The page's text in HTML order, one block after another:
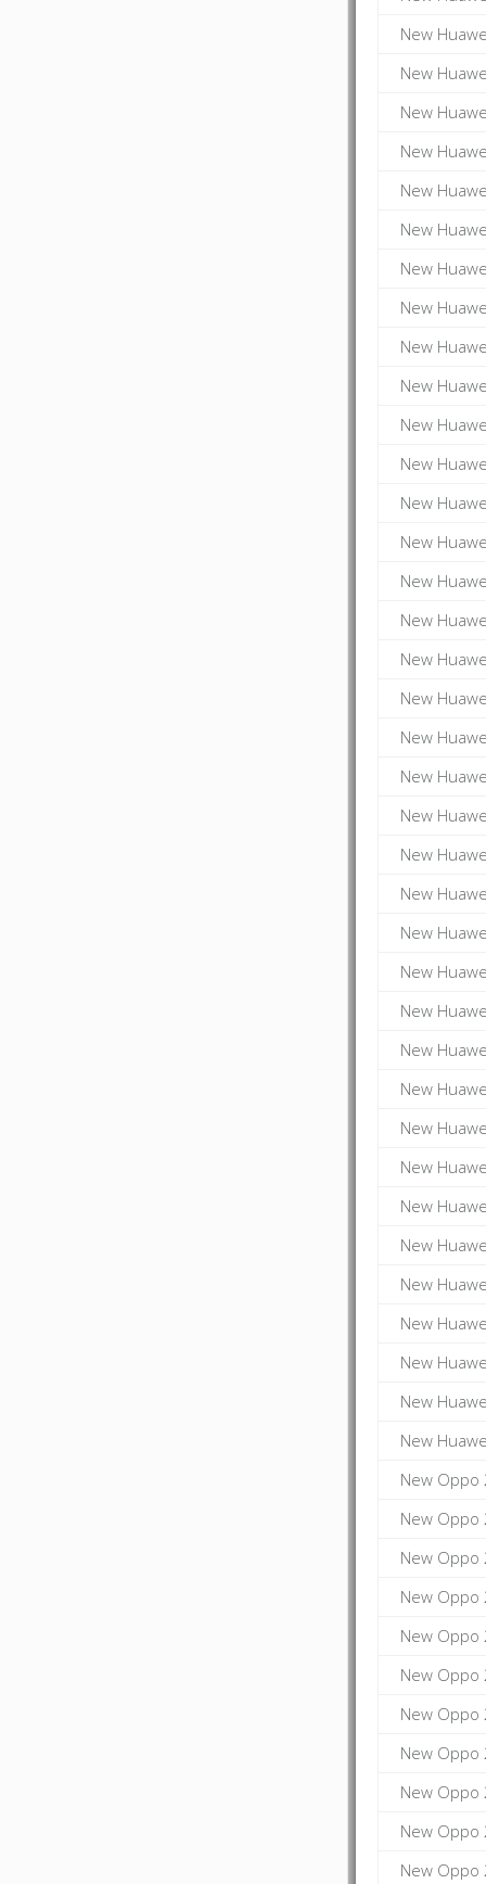
New
New
New
New
New
New
New
New
New
New
New
New
New
New
New
New
New
New
New
New
New
New
New
New
New
New
New
New
New
New
New
New
New
New
New
New
New
New Oppo
New Oppo
New Oppo
New Oppo
New Oppo
New Oppo
New Oppo
New Oppo
New Oppo
New Oppo
New Oppo